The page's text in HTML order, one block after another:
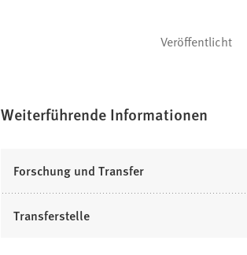
Veröffentlicht
Weiterführende Informationen
Forschung und Transfer
Transferstelle